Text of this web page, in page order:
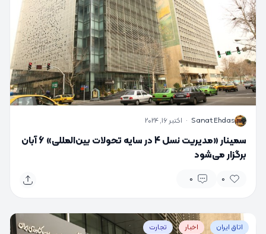
S
Sanat Ehdas
· اکتبر 16, 2024
سمینار «مدیریت نسل 4 در سایه تحولات بین‌المللی» 6 آبان
برگزار می‌شود
0
0
اتاق ایران اخبار تجارت